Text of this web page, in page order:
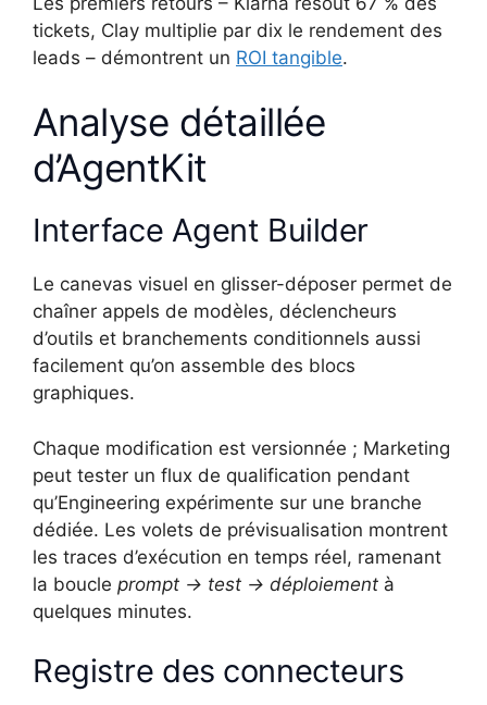
tickets, Clay multiplie par dix le rendement des
leads – démontrent un ROI tangible.
Analyse détaillée
d’AgentKit
Interface Agent Builder
Le canevas visuel en glisser-déposer permet de
chaîner appels de modèles, déclencheurs
d’outils et branchements conditionnels aussi
facilement qu’on assemble des blocs
graphiques.
Chaque modification est versionnée ; Marketing
peut tester un flux de qualification pendant
qu’Engineering expérimente sur une branche
dédiée. Les volets de prévisualisation montrent
les traces d’exécution en temps réel, ramenant
la boucle prompt → test → déploiement à
quelques minutes.
Registre des connecteurs